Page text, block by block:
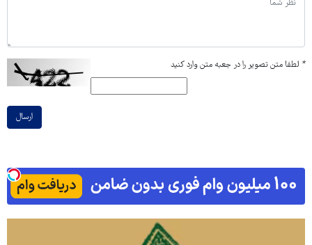
* لطفا متن تصویر را در جعبه متن وارد کنید
ارسال